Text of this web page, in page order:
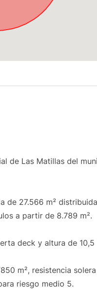
de Las Matillas del
27.566 m²
a partir de 8.789 m².
deck y altura de 10,5
m², resistencia
riesgo medio 5.